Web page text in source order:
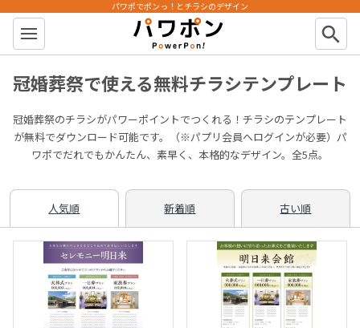
パワポン
パワポでポンっ！とチラシのデザイン
search
冠婚葬祭で使える無料チラシテンプレート
冠婚葬祭のチラシがパワーポイントでつくれる！チラシのテンプレート
が無料でダウンロード可能です。（※パプリ会員へログインが必要）パ
ワポでだれでもかんたん、素早く、本格的なデザイン。全5点。
人気順 新着順 古い順